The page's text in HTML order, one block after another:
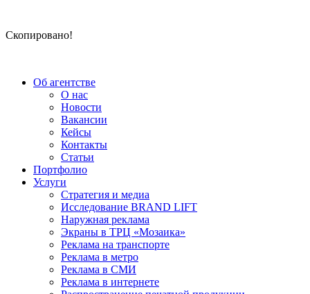
Скопировано!
Об агентстве
О нас
Новости
Вакансии
Кейсы
Контакты
Статьи
Портфолио
Услуги
Стратегия и медиа
Исследование BRAND LIFT
Наружная реклама
Экраны в ТРЦ «Мозаика»
Реклама на транспорте
Реклама в метро
Реклама в СМИ
Реклама в интернете